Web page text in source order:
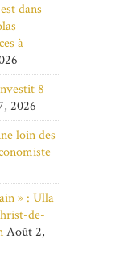
dans
à
8
2026
loin des
» : Ulla
de-
Août 2,